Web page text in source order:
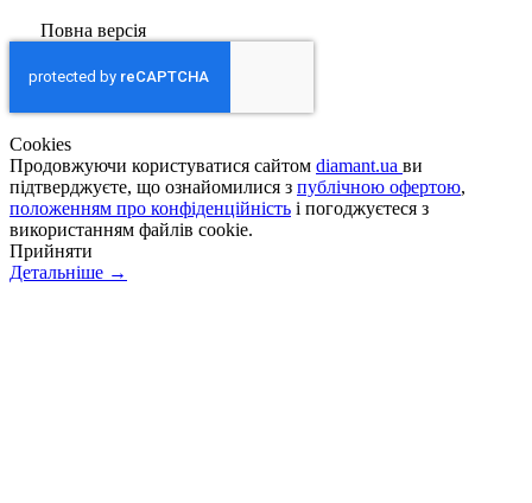
Повна версія
Сookies
Продовжуючи користуватися сайтом diamant.ua ви
підтверджуєте, що ознайомилися з публічною офертою,
положенням про конфіденційність і погоджуєтеся з
використанням файлів cookie.
Прийняти
Детальніше →